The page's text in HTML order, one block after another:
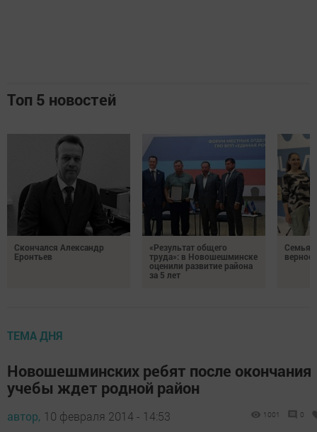
Топ 5 новостей
Скончался Александр
Еронтьев
«Результат общего
труда»: в Новошешминске
оценили развитие района
за 5 лет
Семья
ТЕМА ДНЯ
Новошешминских ребят после окончания
учебы ждет родной район
автор, 10 февраля 2014 - 14:53 1001 0